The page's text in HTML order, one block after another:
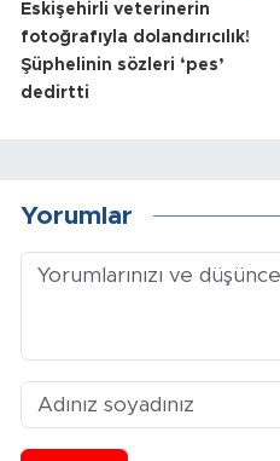
Eskişehirli veterinerin
fotoğrafıyla dolandırıcılık!
Şüphelinin sözleri ‘pes’
dedirtti
Yorumlar